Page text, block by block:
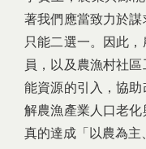
著我們應當致力於
只能二選一。因此
員，以及農漁村社
能資源的引入，協
解農漁產業人口老
真的達成「以農為主